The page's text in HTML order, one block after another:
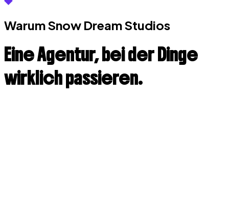
Warum Snow Dream Studios
Eine Agentur, bei derDinge
wirklich passieren.